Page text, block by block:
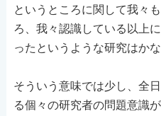
というところに関して我々
ろ、我々認識している以上
ったというような研究はかな
そういう意味では少し、全
る個々の研究者の問題意識